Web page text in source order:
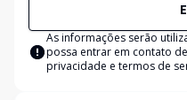
As informações serão
possa entrar em contato
privacidade e termos de